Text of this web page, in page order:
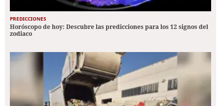
PREDICCIONES
Horóscopo de hoy: Descubre las predicciones para los 12 signos del
zodiaco